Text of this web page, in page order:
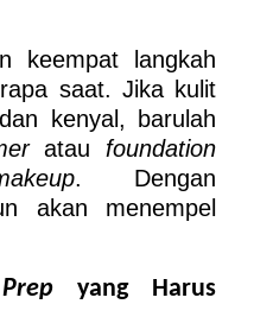
keempat langkah
saat. Jika kulit
kenyal, barulah
atau foundation
. Dengan
akan menempel
yang Harus